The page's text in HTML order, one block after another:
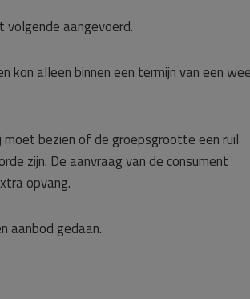
aangevoerd.
kon alleen binnen een termijn van een
bezien of de groepsgrootte een ruil
zijn. De aanvraag van de consument
opvang.
aanbod gedaan.